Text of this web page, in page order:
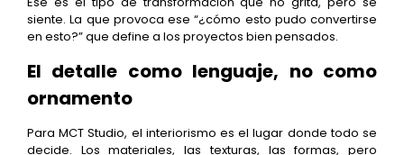
siente. La que provoca ese “¿cómo esto pudo convertirse
en esto?” que define a los proyectos bien pensados.
El detalle como lenguaje, no como
ornamento
Para MCT Studio, el interiorismo es el lugar donde todo se
decide. Los materiales, las texturas, las formas, pero